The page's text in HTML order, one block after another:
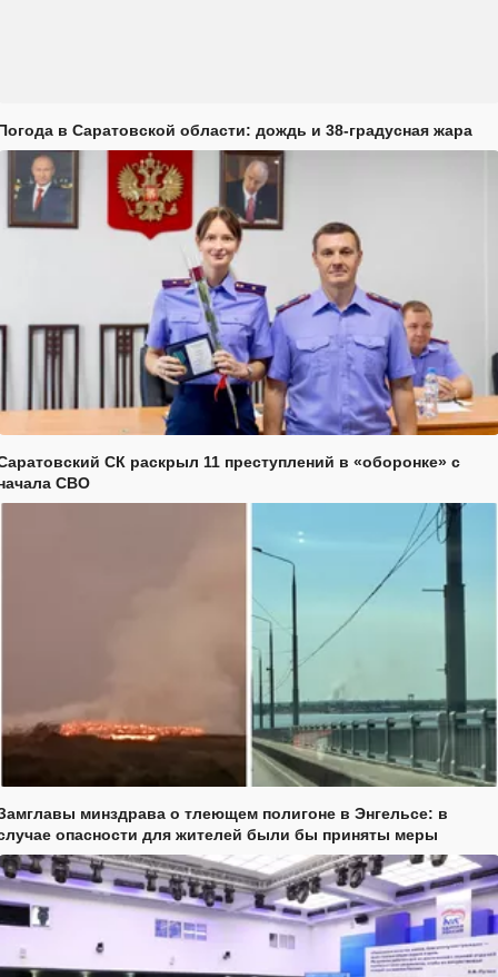
в Саратовской области: дождь и 38-градусная жара
СК раскрыл 11 преступлений в «оборонке» с
СВО
минздрава о тлеющем полигоне в Энгельсе: в
опасности для жителей были бы приняты меры